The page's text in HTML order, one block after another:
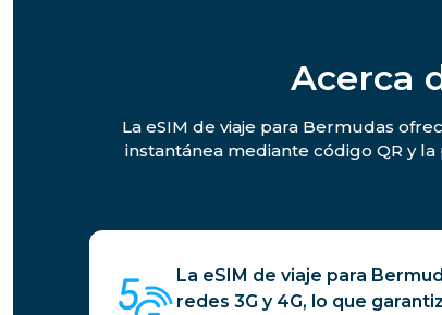
Acerca
La eSIM de viaje para Bermudas
instantánea mediante código QR y
La eSIM de viaje para
redes 3G y 4G, lo que